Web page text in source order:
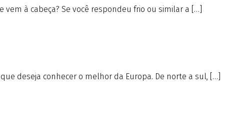
à cabeça? Se você respondeu frio ou similar a […]
deseja conhecer o melhor da Europa. De norte a sul, […]